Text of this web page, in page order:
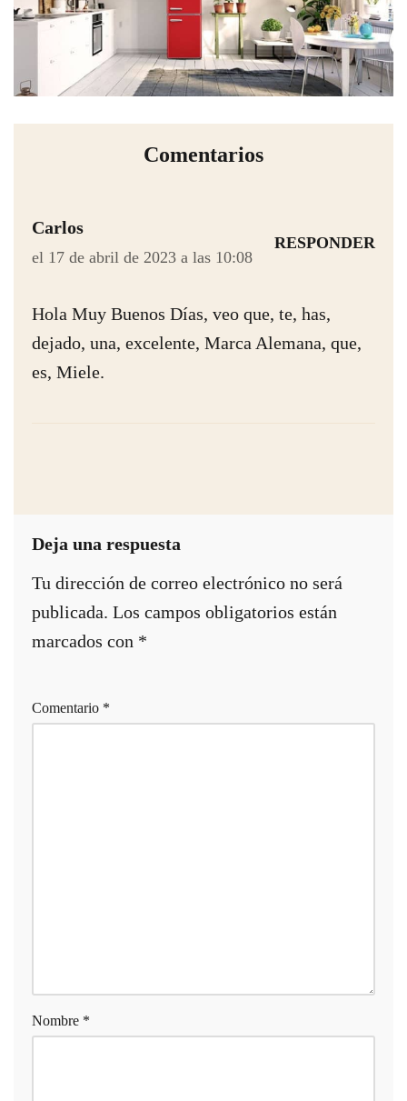
Comentarios
Carlos
el 17 de abril de 2023 a las 10:08
RESPONDER
Hola Muy Buenos Días, veo que, te, has,
dejado, una, excelente, Marca Alemana, que,
es, Miele.
Deja una respuesta
Tu dirección de correo electrónico no será
publicada. Los campos obligatorios están
marcados con *
Comentario *
Nombre *